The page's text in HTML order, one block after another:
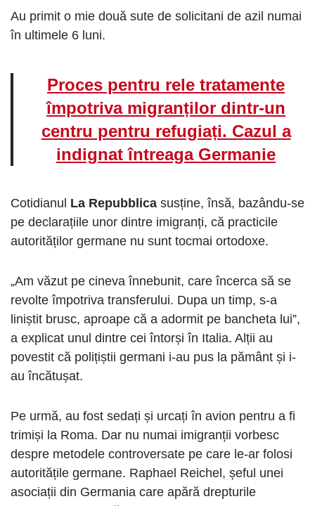
Au primit o mie două sute de solicitani de azil numai
în ultimele 6 luni.
Proces pentru rele tratamente
împotriva migranților dintr-un
centru pentru refugiați. Cazul a
indignat întreaga Germanie
Cotidianul La Repubblica susține, însă, bazându-se
pe declarațiile unor dintre imigranți, că practicile
autorităților germane nu sunt tocmai ortodoxe.
„Am văzut pe cineva înnebunit, care încerca să se
revolte împotriva transferului. Dupa un timp, s-a
liniștit brusc, aproape că a adormit pe bancheta lui”,
a explicat unul dintre cei întorși în Italia. Alții au
povestit că polițiștii germani i-au pus la pământ și i-
au încătușat.
Pe urmă, au fost sedați și urcați în avion pentru a fi
trimiși la Roma. Dar nu numai imigranții vorbesc
despre metodele controversate pe care le-ar folosi
autoritățile germane. Raphael Reichel, șeful unei
asociații din Germania care apără drepturile